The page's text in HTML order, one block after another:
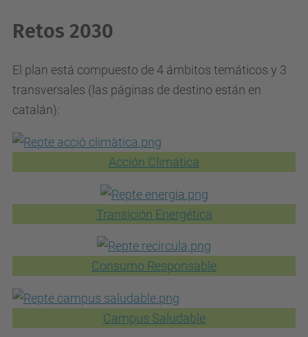
Retos 2030
El plan está compuesto de 4 ámbitos temáticos y 3
transversales (las páginas de destino están en
catalán):
Acción Climática
Transición Energética
Consumo Responsable
Campus Saludable